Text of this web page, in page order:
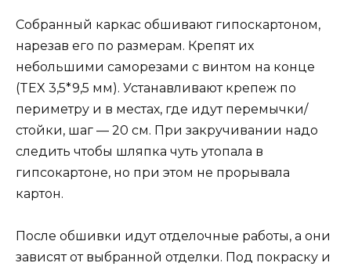
Собранный каркас обшивают гипоскартоном,
нарезав его по размерам. Крепят их
небольшими саморезами с винтом на конце
(TEX 3,5*9,5 мм). Устанавливают крепеж по
периметру и в местах, где идут перемычки/
стойки, шаг — 20 см. При закручивании надо
следить чтобы шляпка чуть утопала в
гипсокартоне, но при этом не прорывала
картон.
После обшивки идут отделочные работы, а они
зависят от выбранной отделки. Под покраску и